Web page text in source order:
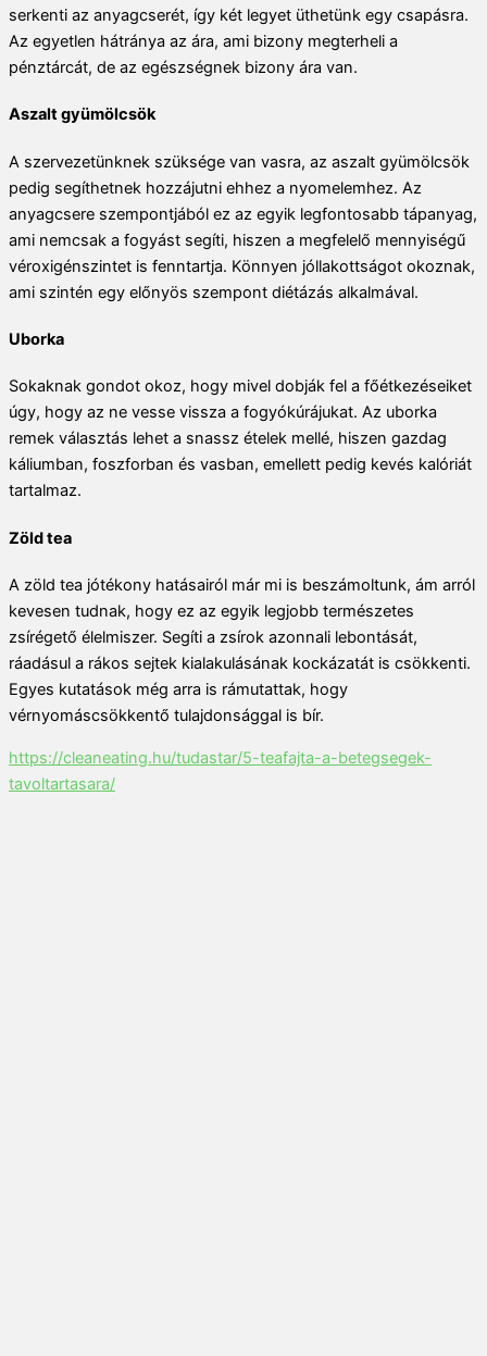
serkenti az anyagcserét, így két legyet üthetünk egy csapásra.
Az egyetlen hátránya az ára, ami bizony megterheli a
pénztárcát, de az egészségnek bizony ára van.
Aszalt gyümölcsök
A szervezetünknek szüksége van vasra, az aszalt gyümölcsök
pedig segíthetnek hozzájutni ehhez a nyomelemhez. Az
anyagcsere szempontjából ez az egyik legfontosabb tápanyag,
ami nemcsak a fogyást segíti, hiszen a megfelelő mennyiségű
véroxigénszintet is fenntartja. Könnyen jóllakottságot okoznak,
ami szintén egy előnyös szempont diétázás alkalmával.
Uborka
Sokaknak gondot okoz, hogy mivel dobják fel a főétkezéseiket
úgy, hogy az ne vesse vissza a fogyókúrájukat. Az uborka
remek választás lehet a snassz ételek mellé, hiszen gazdag
káliumban, foszforban és vasban, emellett pedig kevés kalóriát
tartalmaz.
Zöld tea
A zöld tea jótékony hatásairól már mi is beszámoltunk, ám arról
kevesen tudnak, hogy ez az egyik legjobb természetes
zsírégető élelmiszer. Segíti a zsírok azonnali lebontását,
ráadásul a rákos sejtek kialakulásának kockázatát is csökkenti.
Egyes kutatások még arra is rámutattak, hogy
vérnyomáscsökkentő tulajdonsággal is bír.
https://cleaneating.hu/tudastar/5-teafajta-a-betegsegek-
tavoltartasara/